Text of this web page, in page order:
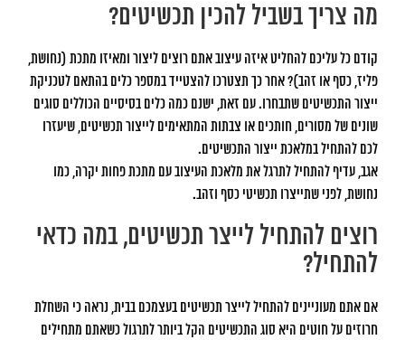
מה צריך בשביל להכין תכשיטים?
קודם כל עליכם להחליט איזה עיצוב אתם רוצים ליצור ומאיזו מתכת (נחושת,
פליז, כסף או זהב)? אחר כך תצטרכו להצטייד במספר כלים בהתאם לטכניקת
ייצור התכשיטים שתבחרו. עם זאת, ישנם כמה כלים בסיסיים הכוללים סוגים
שונים של מסורים, חותכים או צבתות המתאימים לייצור תכשיטים, שיעזרו
לכם להתחיל במלאכת ייצור התכשיטים.
אגב, עדיף להתחיל לתרגל את מלאכת העיצוב עם מתכת פחות יקרה, כמו
נחושת, לפני שתייצרו תכשיטי כסף וזהב.
רוצים להתחיל לייצר תכשיטים, במה כדאי
להתחיל?
אם אתם מעוניינים להתחיל לייצר תכשיטים בעצמכם בבית, נראה כי השחלת
חרוזים על חוטים היא סוג התכשיטים הקל ביותר לתרגול כשאתם מתחילים